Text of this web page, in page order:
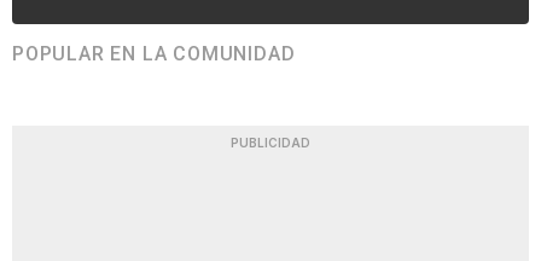
POPULAR EN LA COMUNIDAD
PUBLICIDAD